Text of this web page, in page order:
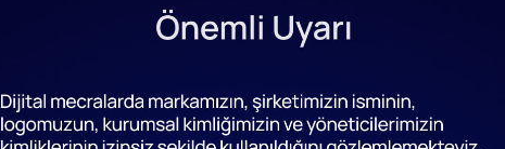
için sayfa dizaynı nasıl yapılır ve ilk başlarken